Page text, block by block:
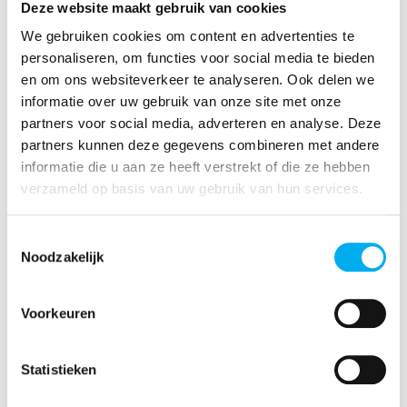
Deze website maakt gebruik van cookies
We gebruiken cookies om content en advertenties te
personaliseren, om functies voor social media te bieden
en om ons websiteverkeer te analyseren. Ook delen we
informatie over uw gebruik van onze site met onze
partners voor social media, adverteren en analyse. Deze
partners kunnen deze gegevens combineren met andere
informatie die u aan ze heeft verstrekt of die ze hebben
verzameld op basis van uw gebruik van hun services.
Noodzakelijk
Voorkeuren
Statistieken
Kom er nog meer over te weten
Wil je mee de toekomst van KLJ Limburg
uitstippelen? Laat ons dan snel iets weten.
Mail Quinten